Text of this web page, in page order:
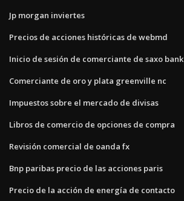
Jp morgan inviertes
Precios de acciones históricas de webmd
Inicio de sesión de comerciante de saxo bank
Comerciante de oro y plata greenville nc
Impuestos sobre el mercado de divisas
Libros de comercio de opciones de compra
Revisión comercial de oanda fx
Bnp paribas precio de las acciones paris
Precio de la acción de energía de contacto